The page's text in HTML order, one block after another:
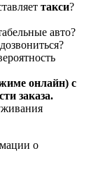
такси?
авто?
онлайн) с
заказа.
о